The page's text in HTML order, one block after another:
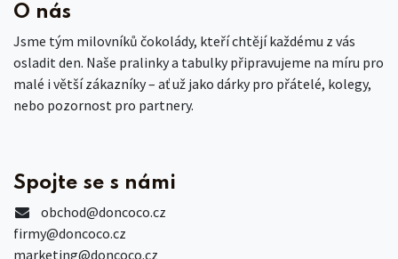
O nás
Jsme tým milovníků čokolády, kteří chtějí každému z vás
osladit den. Naše pralinky a tabulky připravujeme na míru pro
malé i větší zákazníky – ať už jako dárky pro přátelé, kolegy,
nebo pozornost pro partnery.
Spojte se s námi
obchod@doncoco.cz
firmy@doncoco.cz
marketing@doncoco.cz